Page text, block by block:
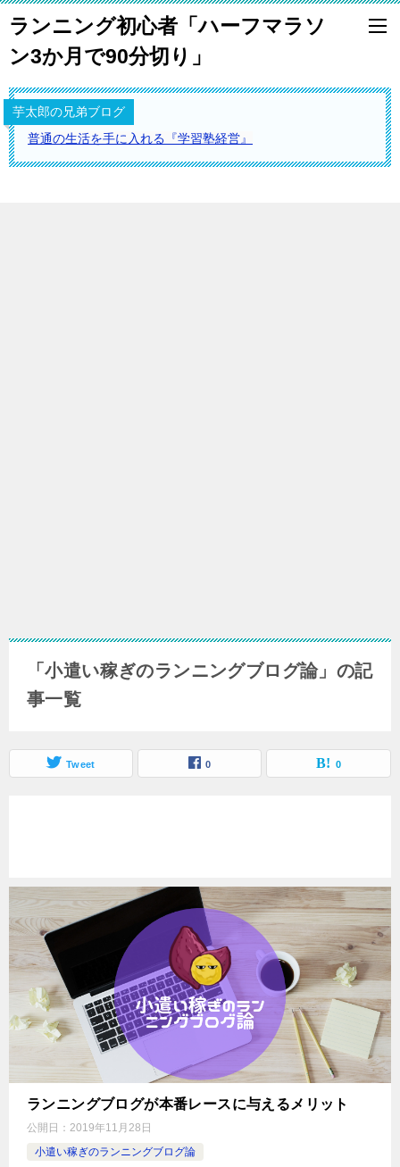
ランニング初心者「ハーフマラソ
ン3か月で90分切り」
芋太郎の兄弟ブログ
普通の生活を手に入れる『学習塾経営』
「小遣い稼ぎのランニングブログ論」の記
事一覧
Tweet 0 0
ランニングブログが本番レースに与えるメリット
公開日： 2019年11月28日
小遣い稼ぎのランニングブログ論